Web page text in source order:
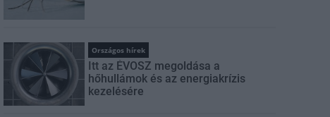
Országos hírek
Itt az ÉVOSZ megoldása a
hőhullámok és az energiakrízis
kezelésére